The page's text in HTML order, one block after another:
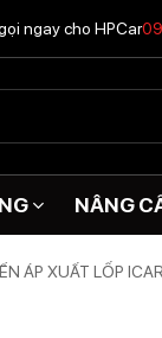
ngay cho HPCar
NÂNG
ÁP XUẤT LỐP